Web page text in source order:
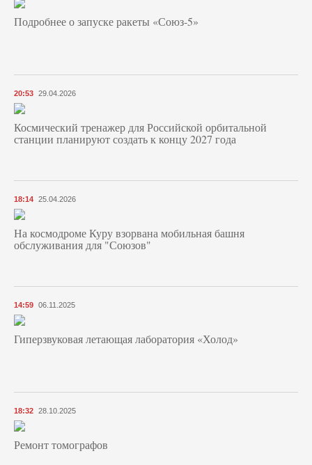
Подробнее о запуске ракеты «Союз‑5»
20:53 29.04.2026
Космический тренажер для Российской орбитальной
станции планируют создать к концу 2027 года
18:14 25.04.2026
На космодроме Куру взорвана мобильная башня
обслуживания для "Союзов"
14:59 06.11.2025
Гиперзвуковая летающая лаборатория «Холод»
18:32 28.10.2025
Ремонт томографов